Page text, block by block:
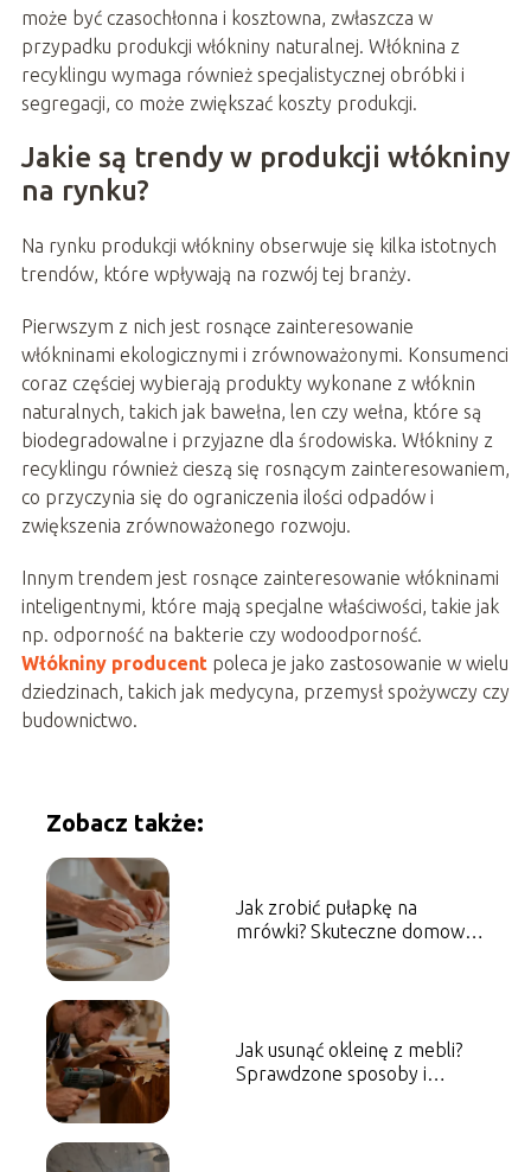
może być czasochłonna i kosztowna, zwłaszcza w
przypadku produkcji włókniny naturalnej. Włóknina z
recyklingu wymaga również specjalistycznej obróbki i
segregacji, co może zwiększać koszty produkcji.
Jakie są trendy w produkcji włókniny
na rynku?
Na rynku produkcji włókniny obserwuje się kilka istotnych
trendów, które wpływają na rozwój tej branży.
Pierwszym z nich jest rosnące zainteresowanie
włókninami ekologicznymi i zrównoważonymi. Konsumenci
coraz częściej wybierają produkty wykonane z włóknin
naturalnych, takich jak bawełna, len czy wełna, które są
biodegradowalne i przyjazne dla środowiska. Włókniny z
recyklingu również cieszą się rosnącym zainteresowaniem,
co przyczynia się do ograniczenia ilości odpadów i
zwiększenia zrównoważonego rozwoju.
Innym trendem jest rosnące zainteresowanie włókninami
inteligentnymi, które mają specjalne właściwości, takie jak
np. odporność na bakterie czy wodoodporność.
Włókniny producentpoleca je jako zastosowanie w wielu
dziedzinach, takich jak medycyna, przemysł spożywczy czy
budownictwo.
Zobacz także:
Jak zrobić pułapkę na
mrówki? Skuteczne domowe
Jak usunąć okleinę z mebli?
Sprawdzone sposoby i